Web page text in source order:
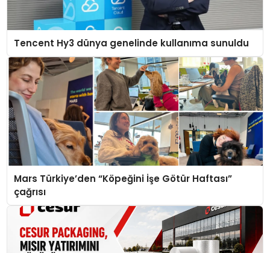
Tencent Hy3 dünya genelinde kullanıma sunuldu
Mars Türkiye’den “Köpeğini İşe Götür Haftası”
çağrısı